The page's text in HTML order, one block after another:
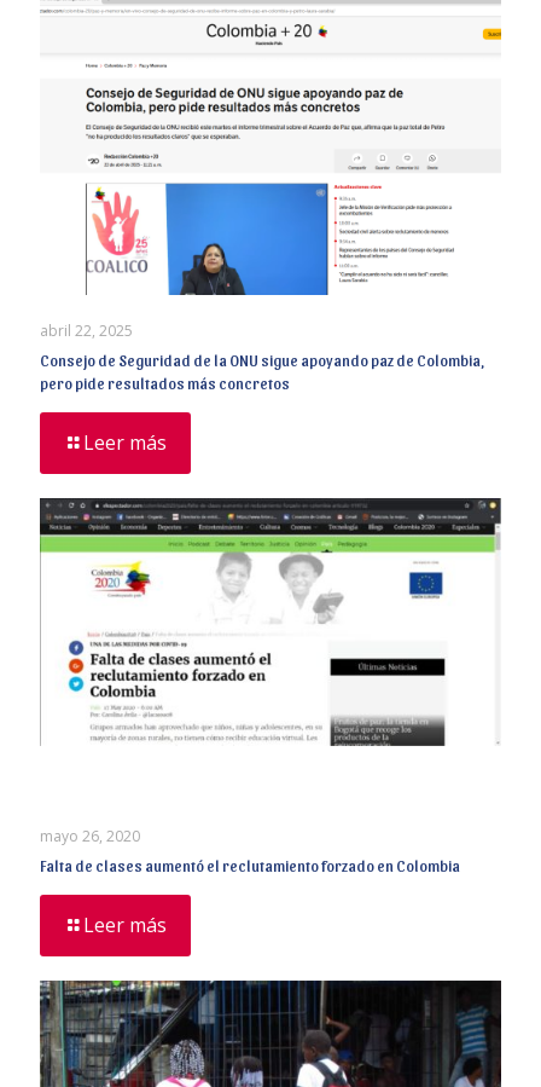
abril 22, 2025
Consejo de Seguridad de la ONU sigue apoyando paz de Colombia,
pero pide resultados más concretos
Leer más
mayo 26, 2020
Falta de clases aumentó el reclutamiento forzado en Colombia
Leer más